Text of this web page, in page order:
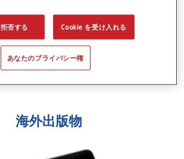
ニュース
ニュース
海外出版物
否する Cookie を受け入れる
あなたのプライバシー権